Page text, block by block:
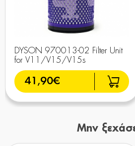
DYSON 970013-02 Filter Unit
for V11/V15/V15s
41,90€
Μην